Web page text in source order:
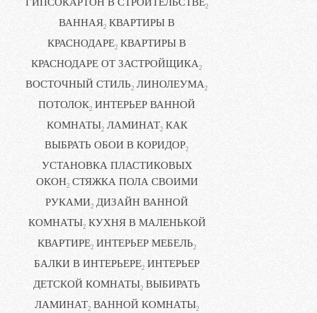
2
ВАННАЯ2 КВАРТИРЫ В
КРАСНОДАРЕ2 КВАРТИРЫ В
КРАСНОДАРЕ ОТ ЗАСТРОЙЩИКА2
ВОСТОЧНЫЙ СТИЛЬ2 ЛИНОЛЕУМА2
ПОТОЛОК2 ИНТЕРЬЕР ВАННОЙ
КОМНАТЫ2 ЛАМИНАТ2 КАК
ВЫБРАТЬ ОБОИ В КОРИДОР2
УСТАНОВКА ПЛАСТИКОВЫХ
ОКОН2 СТЯЖКА ПОЛА СВОИМИ
РУКАМИ2 ДИЗАЙН ВАННОЙ
КОМНАТЫ2 КУХНЯ В МАЛЕНЬКОЙ
КВАРТИРЕ2 ИНТЕРЬЕР МЕБЕЛЬ2
БАЛКИ В ИНТЕРЬЕРЕ2 ИНТЕРЬЕР
ДЕТСКОЙ КОМНАТЫ2 ВЫБИРАТЬ
ЛАМИНАТ2 ВАННОЙ КОМНАТЫ2